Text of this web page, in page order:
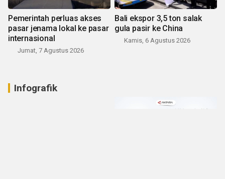
Pemerintah perluas akses
pasar jenama lokal ke pasar
internasional
Jumat, 7 Agustus 2026
Bali ekspor 3,5 ton salak
gula pasir ke China
Kamis, 6 Agustus 2026
Infografik